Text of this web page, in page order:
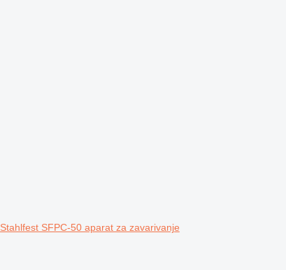
Stahlfest SFPC-50 aparat za zavarivanje